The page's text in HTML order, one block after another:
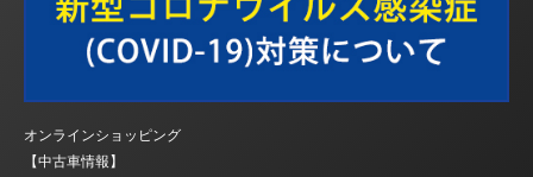
オンラインショッピング
【中古車情報】